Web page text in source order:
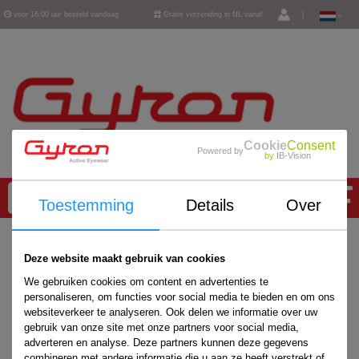
voor 16:00 uur besteld vandaag Gratis verzending in NL vanaf
Powered byCookieConsent
by IB-Vision
Toestemming Details Over
Deze website maakt gebruik van cookies
We gebruiken cookies om content en advertenties te
personaliseren, om functies voor social media te bieden en om ons
websiteverkeer te analyseren. Ook delen we informatie over uw
gebruik van onze site met onze partners voor social media,
adverteren en analyse. Deze partners kunnen deze gegevens